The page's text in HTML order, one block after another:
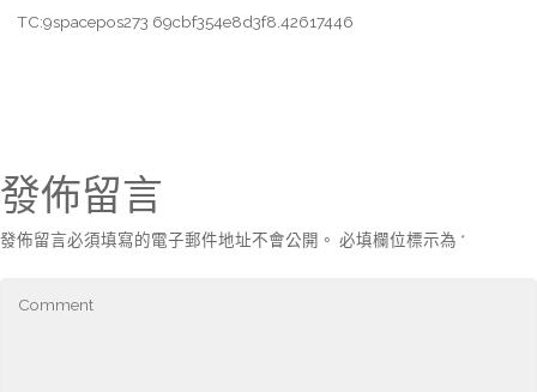
TC:9spacepos273 69cbf354e8d3f8.42617446
發佈留言
發佈留言必須填寫的電子郵件地址不會公開。 必填欄位標示為 *